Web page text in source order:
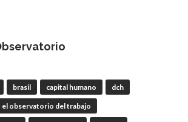
del#BCRA
@La_Bancaria
@misionesptodos
brasil capital humano dch
el observatorio del trabajo